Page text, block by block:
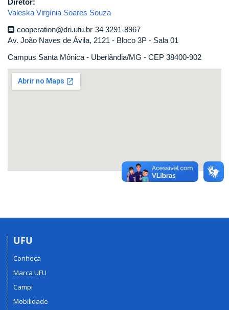
Diretor:
Valeska Virgínia Soares Souza
cooperation@dri.ufu.br 34 3291-8967
Av. João Naves de Ávila, 2121 - Bloco 3P - Sala 01
Campus Santa Mônica - Uberlândia/MG - CEP 38400-902
UFU
Conheça
Marca UFU
Campi
Mobilidade